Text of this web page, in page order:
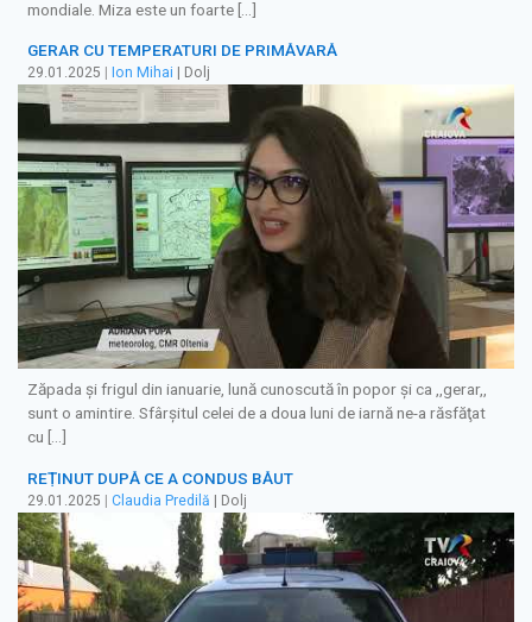
mondiale. Miza este un foarte […]
GERAR CU TEMPERATURI DE PRIMĂVARĂ
29.01.2025 Ion Mihai | Dolj
Zăpada şi frigul din ianuarie, lună cunoscută în popor şi ca ,,gerar,,
sunt o amintire. Sfârşitul celei de a doua luni de iarnă ne-a răsfăţat
cu […]
REȚINUT DUPĂ CE A CONDUS BĂUT
29.01.2025 | Claudia Predilă | Dolj